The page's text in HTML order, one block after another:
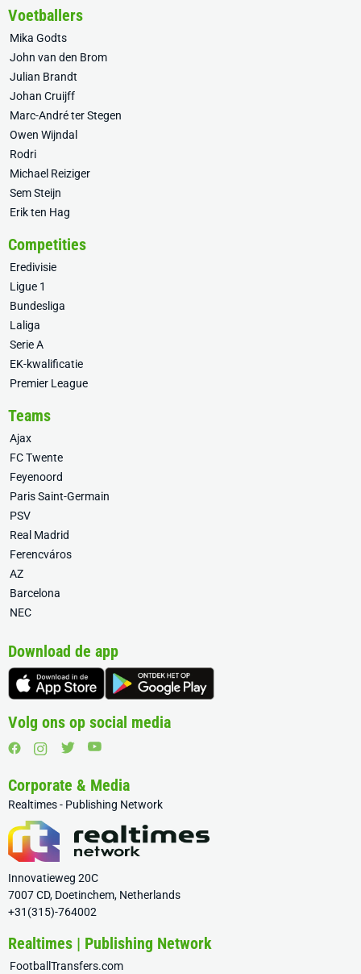
Voetballers
Mika Godts
John van den Brom
Julian Brandt
Johan Cruijff
Marc-André ter Stegen
Owen Wijndal
Rodri
Michael Reiziger
Sem Steijn
Erik ten Hag
Competities
Eredivisie
Ligue 1
Bundesliga
Laliga
Serie A
EK-kwalificatie
Premier League
Teams
Ajax
FC Twente
Feyenoord
Paris Saint-Germain
PSV
Real Madrid
Ferencváros
AZ
Barcelona
NEC
Download de app
Volg ons op social media
Corporate & Media
Realtimes - Publishing Network
Innovatieweg 20C
7007 CD, Doetinchem, Netherlands
+31(315)-764002
Realtimes | Publishing Network
FootballTransfers.com